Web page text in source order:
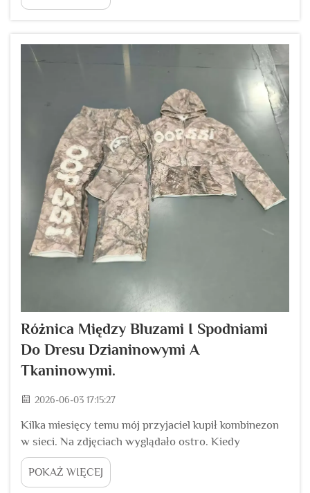
tartakami a fabrykami. Gdy materiał jest pozyskiwany
w innej fabryce, kluczowe specyfikacje — kolor ...
Różnica Między Bluzami I Spodniami
Do Dresu Dzianinowymi A
Tkaninowymi.
2026-06-03 17:15:27
Kilka miesięcy temu mój przyjaciel kupił kombinezon
w sieci. Na zdjęciach wyglądało ostro. Kiedy
przyjechała, przymierzył kurtkę i podniósł ręce, by się
rozciągnąć. Tkanina była sztywna. Potem usłyszał
POKAŻ WIĘCEJ